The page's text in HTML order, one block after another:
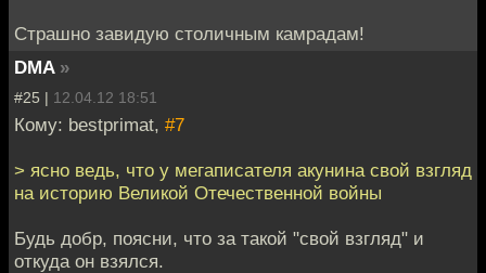
Страшно завидую столичным камрадам!
DMA »
#25 | 12.04.12 18:51
Кому: bestprimat, #7
> ясно ведь, что у мегаписателя акунина свой взгляд
на историю Великой Отечественной войны
Будь добр, поясни, что за такой "свой взгляд" и
откуда он взялся.